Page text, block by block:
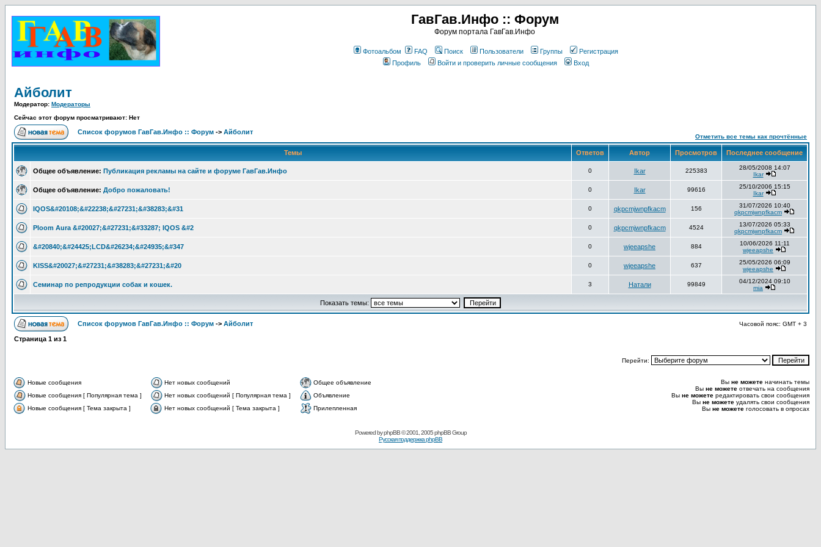
ГавГав.Инфо :: Форум
Форум портала ГавГав.Инфо
Фотоальбом FAQ Поиск Пользователи Группы
Регистрация
Профиль
Войти и проверить личные сообщения Вход
Айболит
Модератор: Модераторы
Сейчас этот форум просматривают: Нет
Список форумов ГавГав.Инфо :: Форум -> Айболит
Отметить все темы как прочтённые
Темы Ответов Автор Просмотров Последнее сообщение
Общее объявление: Публикация рекламы на сайте и форуме ГавГав.Инфо 0 Ikar 225383
28/05/2008 14:07
Ikar
Общее объявление: Добро пожаловать! 0 Ikar 99616
25/10/2006 15:15
Ikar
IQOS&#20108;&#22238;&#27231;&#38283;&#31 0 qkpcmjwnpfkacm 156
31/07/2026 10:40
qkpcmjwnpfkacm
Ploom Aura &#20027;&#27231;&#33287; IQOS &#2 0 qkpcmjwnpfkacm 4524
13/07/2026 05:33
qkpcmjwnpfkacm
&#20840;&#24425;LCD&#26234;&#24935;&#347 0 wjeeapshe 884
10/06/2026 11:11
wjeeapshe
KISS&#20027;&#27231;&#38283;&#27231;&#20 0 wjeeapshe 637
25/05/2026 06:09
wjeeapshe
Семинар по репродукции собак и кошек. 3 Натали 99849
04/12/2024 09:10
mia
Показать темы:
Список форумов ГавГав.Инфо :: Форум -> Айболит Часовой пояс: GMT + 3
Страница 1 из 1
Перейти:
Новые сообщения Нет новых сообщений
Общее объявление
Новые сообщения [ Популярная тема ]
Нет новых сообщений [ Популярная тема ]
Объявление
Новые сообщения [ Тема закрыта ]
Нет новых сообщений [ Тема закрыта ] Прилепленная
Вы не можете начинать темы
Вы не можете отвечать на сообщения
Вы не можете редактировать свои сообщения
Вы не можете удалять свои сообщения
Вы не можете голосовать в опросах
Powered byphpBB© 2001, 2005 phpBB Group
Русская поддержка phpBB